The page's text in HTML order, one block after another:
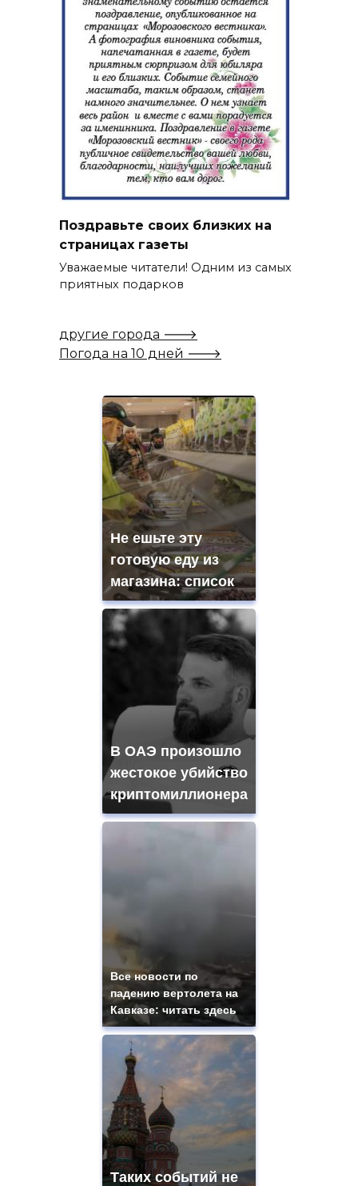
Поздравьте своих близких на
страницах газеты
Уважаемые читатели! Одним из самых
приятных подарков
другие города 🡒
Погода на 10 дней 🡒
Не ешьте эту
готовую еду из
магазина: список
В ОАЭ произошло
жестокое убийство
криптомиллионера
Все новости по
падению вертолета на
Кавказе: читать здесь
Таких событий не